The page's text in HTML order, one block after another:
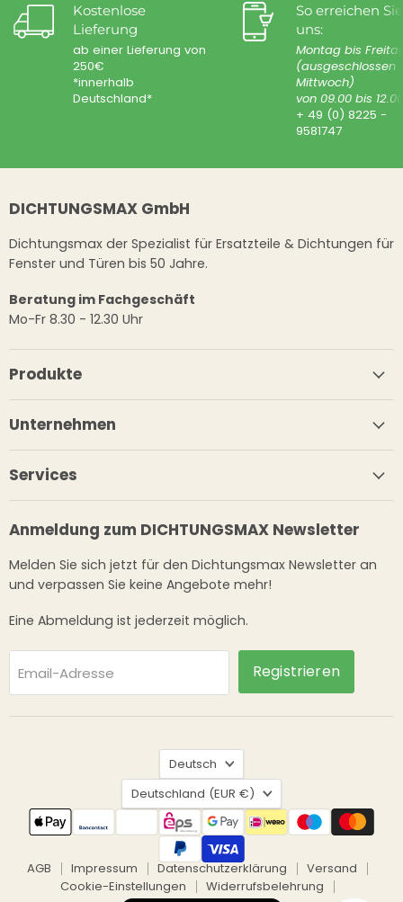
Kostenlose
Lieferung
ab einer Lieferung von
250€
*innerhalb
Deutschland*
So erreichen Sie
uns:
Montag bis
(ausgeschlossen
Mittwoch)
von 09.00 bis
+ 49 (0) 8225 -
9581747
DICHTUNGSMAX GmbH
Dichtungsmax der Spezialist für Ersatzteile & Dichtungen für
Fenster und Türen bis 50 Jahre.
Beratung im Fachgeschäft
Mo-Fr 8.30 - 12.30 Uhr
Produkte
Unternehmen
Services
Anmeldung zum DICHTUNGSMAX Newsletter
Melden Sie sich jetzt für den Dichtungsmax Newsletter an
und verpassen Sie keine Angebote mehr!
Eine Abmeldung ist jederzeit möglich.
Email-Adresse Registrieren
Sprache
Deutsch
Land
Deutschland (EUR €)
AGB Impressum Datenschutzerklärung
Versand
Cookie-Einstellungen
Widerrufsbelehrung